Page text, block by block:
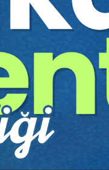
Video
Sepete Ekle